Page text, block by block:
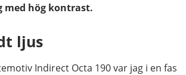
med hög kontrast.
ljus
Indirect Octa 190 var jag i en fas